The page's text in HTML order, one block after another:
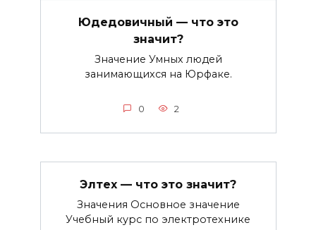
Юдедовичный — что это
значит?
Значение Умных людей
занимающихся на Юрфаке.
0 2
Элтех — что это значит?
Значения Основное значение
Учебный курс по электротехнике